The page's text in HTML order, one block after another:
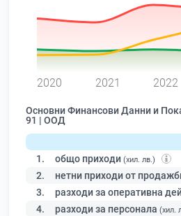
2020 2021 2022
Основни Финансови Данни и
91 | ООД
1. общо приходи (хил. лв.)
2. нетни приходи от
3. разходи за оперативна
4. разходи за персонала (хил.